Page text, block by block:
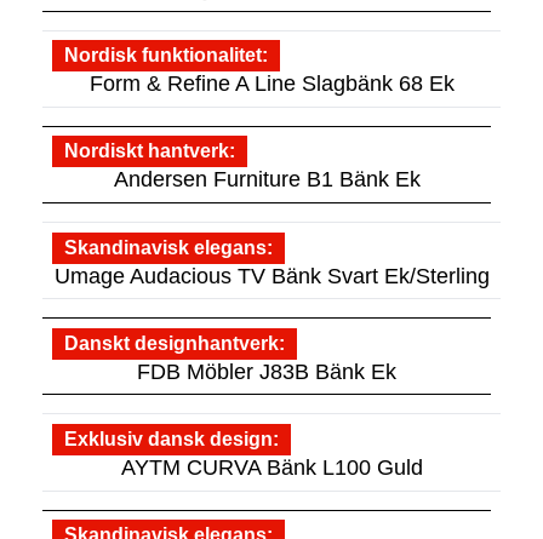
Nordisk funktionalitet
Form & Refine A Line Slagbänk 68 Ek
Nordiskt hantverk
Andersen Furniture B1 Bänk Ek
Skandinavisk elegans
Umage Audacious TV Bänk Svart Ek/Sterling
Danskt designhantverk
FDB Möbler J83B Bänk Ek
Exklusiv dansk design
AYTM CURVA Bänk L100 Guld